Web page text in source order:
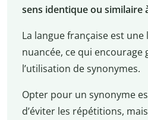
sens identique ou similaire
La langue française est
nuancée, ce qui encourage
l’utilisation de synonymes.
Opter pour un synonyme
d’éviter les répétitions,